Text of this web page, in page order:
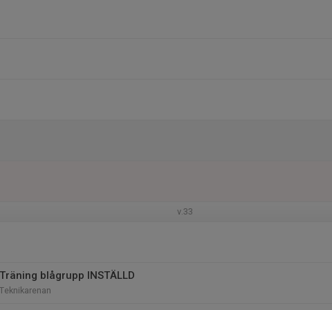
v.33
Träning blågrupp INSTÄLLD
Teknikarenan